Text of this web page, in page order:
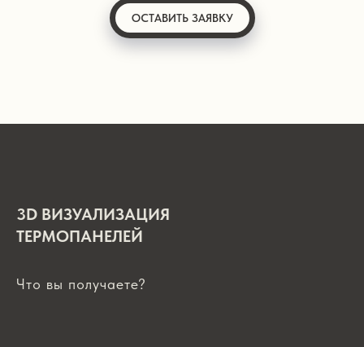
ОСТАВИТЬ ЗАЯВКУ
3D ВИЗУАЛИЗАЦИЯ
ТЕРМОПАНЕЛЕЙ
Что вы получаете?